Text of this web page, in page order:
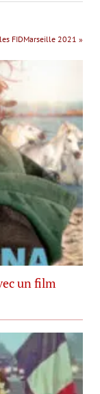
FIDMarseille 2021 »
un film